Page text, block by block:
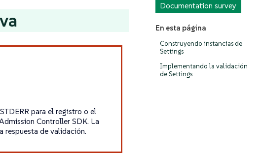
Documentation survey
En esta página
Construyendo instancias de
Settings
Implementando la validación
de Settings
para el registro o el
Controller SDK. La
respuesta de validación.